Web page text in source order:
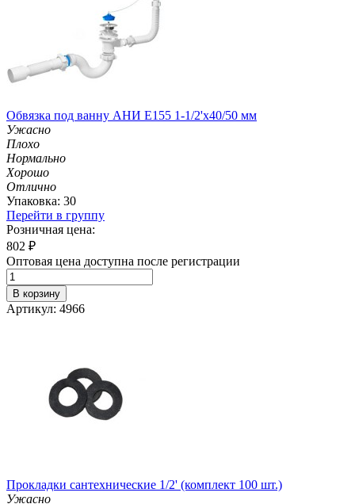
Обвязка под ванну АНИ E155 1-1/2'х40/50 мм
Ужасно
Плохо
Нормально
Хорошо
Отлично
Упаковка: 30
Перейти в группу
Розничная цена:
802 ₽
Оптовая цена доступна после регистрации
В корзину
Артикул: 4966
Прокладки сантехнические 1/2' (комплект 100 шт.)
Ужасно